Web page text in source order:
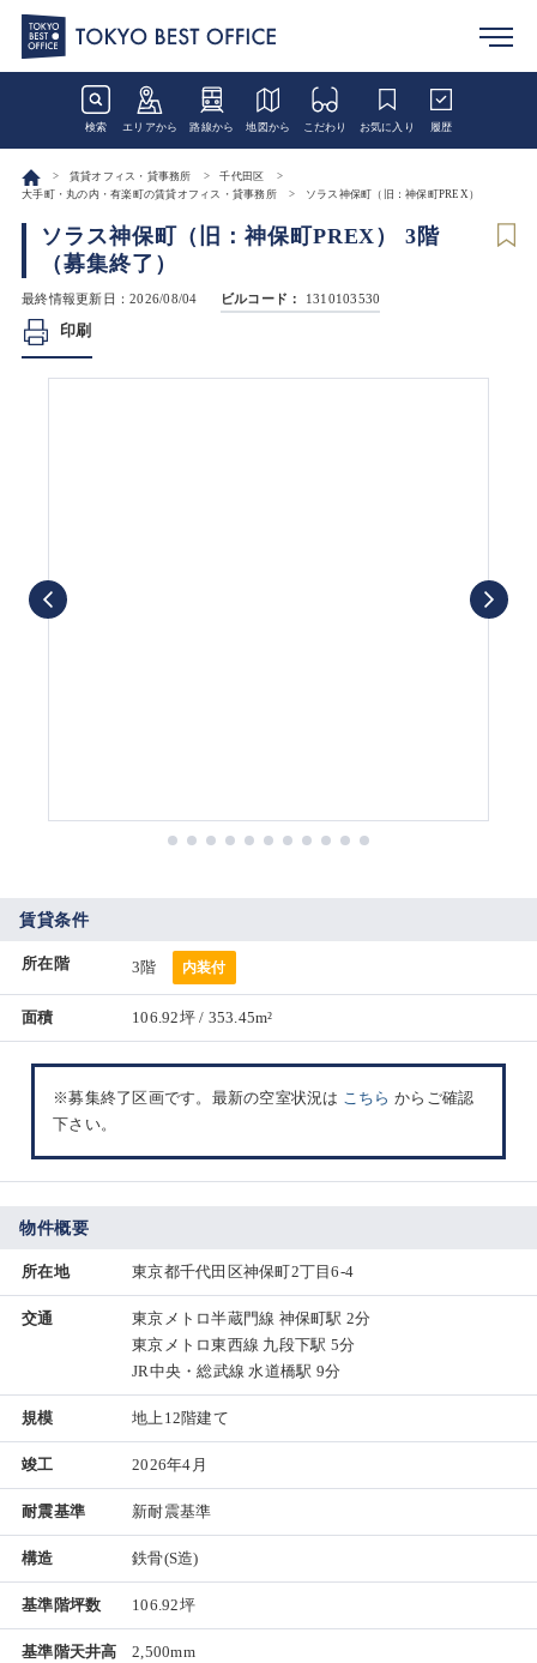
検索 エリアから 路線から 地図から こだわり お気に入り 履歴
賃貸オフィス・貸事務所
千代田区
大手町・丸の内・有楽町の賃貸オフィス・貸事務所
ソラス神保町（旧：神保町PREX）
ソラス神保町（旧：神保町PREX） 3階
（募集終了）
最終情報更新日：2026/08/04 ビルコード： 1310103530
印刷
賃貸条件
所在階 3階 内装付
面積 106.92坪 / 353.45m²
※募集終了区画です。最新の空室状況は こちら からご確認
下さい。
物件概要
所在地 東京都千代田区神保町2丁目6-4
交通
東京メトロ半蔵門線 神保町駅 2分
東京メトロ東西線 九段下駅 5分
JR中央・総武線 水道橋駅 9分
規模 地上12階建て
竣工 2026年4月
耐震基準 新耐震基準
構造 鉄骨(S造)
基準階坪数 106.92坪
基準階天井高 2,500mm